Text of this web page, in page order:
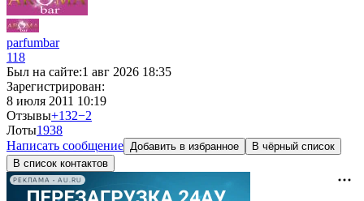
parfumbar
118
Был на сайте:1 авг 2026 18:35
Зарегистрирован:
8 июля 2011 10:19
Отзывы+132−2
Лоты1938
Написать сообщение Добавить в избранное
В чёрный список
В список контактов
РЕКЛАМА • AU.RU